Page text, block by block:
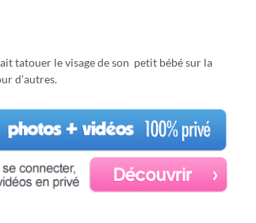
tatouer le visage de son petit bébé sur la
d’autres.